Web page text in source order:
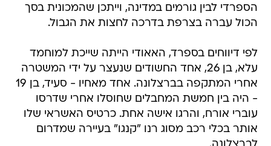
הספרדי לבין גורמים במדינה, וייתכן שהמכונית בסך
הכול עברה בצרפת בדרכה לחצות את הגבול.
לפי דיווחים בספרד, האאודי הייתה שייכת למוחמד
עלא, בן 26, אחד החשודים שנעצר על ידי המשטרה
אחרי המתקפה בברצלונה. אחד מאחיו - סעיד, בן 19
- היה בין חמשת המחבלים שחוסלו אחרי שדרסו
עוברי אורח, והרגו אישה אחת. כרטיס האשראי שלו
אותר בכלי רכב מסוג רנו "קנגו" בעיירה שמדרום